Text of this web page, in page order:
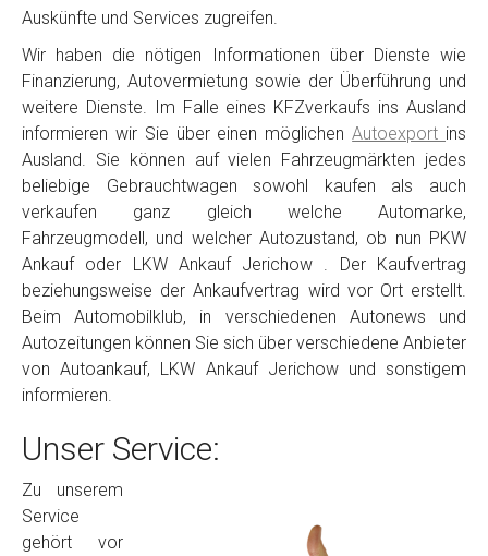
Auskünfte und Services zugreifen.
Wir haben die nötigen Informationen über Dienste wie
Finanzierung, Autovermietung sowie der Überführung und
weitere Dienste. Im Falle eines KFZverkaufs ins Ausland
informieren wir Sie über einen möglichenAutoexport ins
Ausland. Sie können auf vielen Fahrzeugmärkten jedes
beliebige Gebrauchtwagen sowohl kaufen als auch
verkaufen ganz gleich welche Automarke,
Fahrzeugmodell, und welcher Autozustand, ob nun PKW
Ankauf oder LKW Ankauf Jerichow . Der Kaufvertrag
beziehungsweise der Ankaufvertrag wird vor Ort erstellt.
Beim Automobilklub, in verschiedenen Autonews und
Autozeitungen können Sie sich über verschiedene Anbieter
von Autoankauf, LKW Ankauf Jerichow und sonstigem
informieren.
Unser Service:
Zu unserem
Service
gehört vor